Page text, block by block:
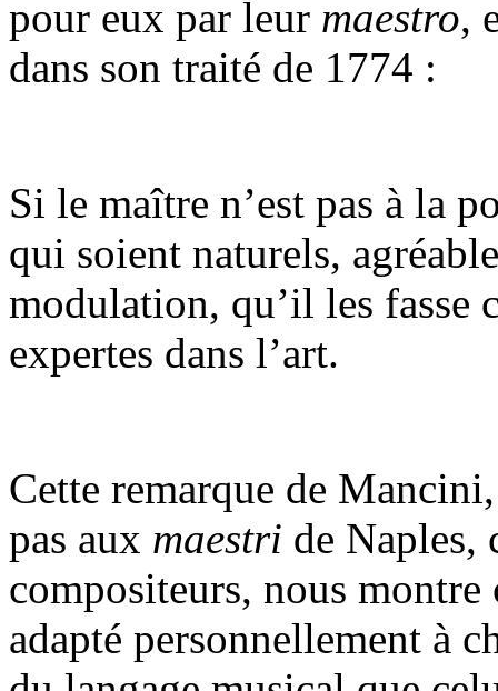
pour eux par leur maestro,
dans son traité de 1774 :
Si le maître n’est pas à la
qui soient naturels,
modulation, qu’il les fasse
expertes dans l’art.
Cette remarque de
pas aux maestri de Naples,
compositeurs, nous
adapté personnellement à